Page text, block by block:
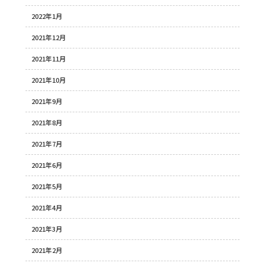
2022年1月
2021年12月
2021年11月
2021年10月
2021年9月
2021年8月
2021年7月
2021年6月
2021年5月
2021年4月
2021年3月
2021年2月